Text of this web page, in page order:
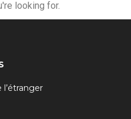
looking for.
l’étranger